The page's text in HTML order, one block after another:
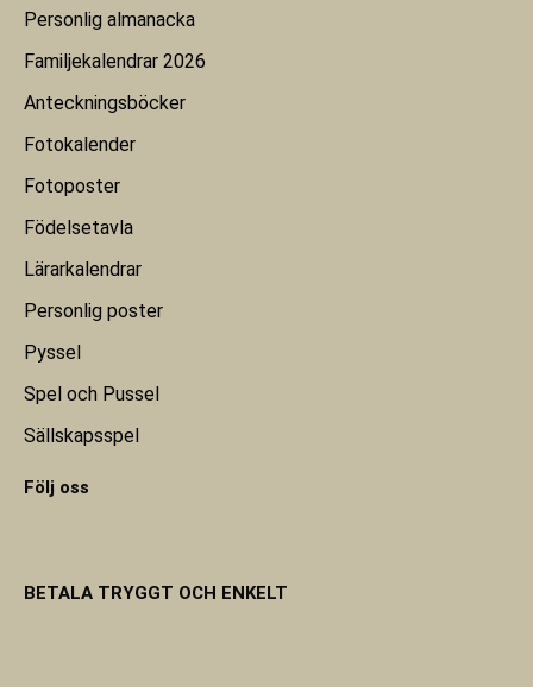
Personlig almanacka
Familjekalendrar 2026
Anteckningsböcker
Fotokalender
Fotoposter
Födelsetavla
Lärarkalendrar
Personlig poster
Pyssel
Spel och Pussel
Sällskapsspel
Följ oss
BETALA TRYGGT OCH ENKELT